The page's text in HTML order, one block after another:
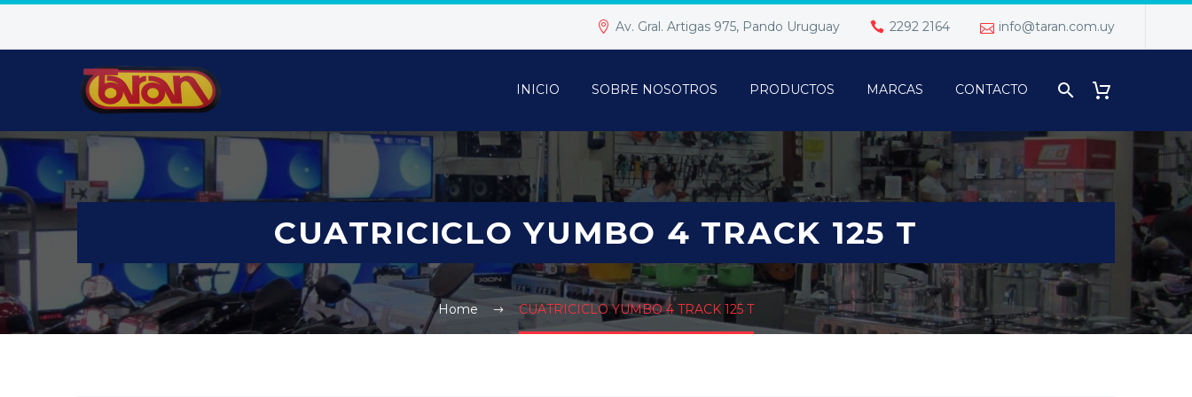
Av. Gral. Artigas 975, Pando Uruguay 2292 2164 info@taran.com.uy
INICIO SOBRE NOSOTROS PRODUCTOS MARCAS CONTACTO
CUATRICICLO YUMBO 4 TRACK 125 T
Home CUATRICICLO YUMBO 4 TRACK 125 T